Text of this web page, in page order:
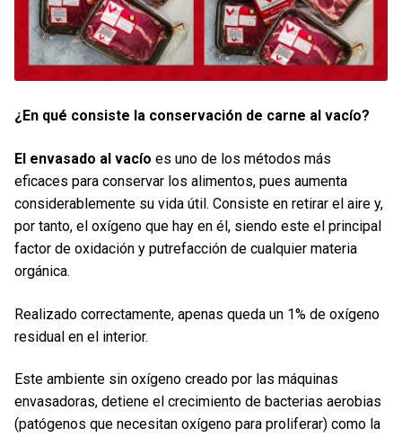
Mi cuenta
0 productos
¿En qué consiste la conservación de carne al vacío?
El envasado al vacío es uno de los métodos más
eficaces para conservar los alimentos, pues aumenta
considerablemente su vida útil. Consiste en retirar el aire y,
por tanto, el oxígeno que hay en él, siendo este el principal
factor de oxidación y putrefacción de cualquier materia
orgánica.
Realizado correctamente, apenas queda un 1% de oxígeno
residual en el interior.
Este ambiente sin oxígeno creado por las máquinas
envasadoras, detiene el crecimiento de bacterias aerobias
(patógenos que necesitan oxígeno para proliferar) como la